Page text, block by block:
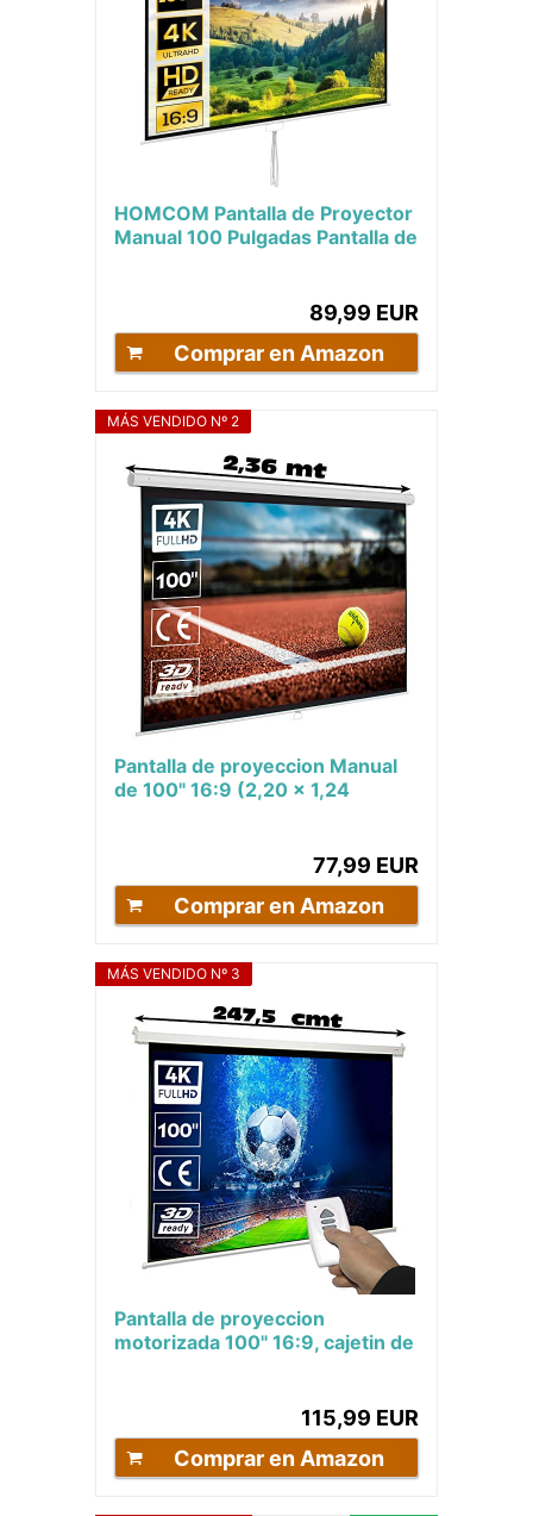
HOMCOM Pantalla de Proyector
Manual 100 Pulgadas Pantalla de
89,99 EUR
Comprar en Amazon
MÁS VENDIDO Nº 2
Pantalla de proyeccion Manual
de 100" 16:9 (2,20 x 1,24
77,99 EUR
Comprar en Amazon
MÁS VENDIDO Nº 3
Pantalla de proyeccion
motorizada 100" 16:9, cajetin de
115,99 EUR
Comprar en Amazon